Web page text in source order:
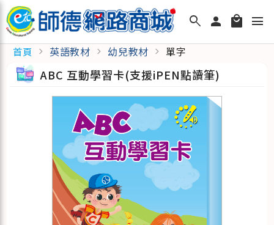
search person local_mall menu
首頁 chevron_right 英語教材 chevron_right 幼兒教材 chevron_right 單字
ABC 互動學習卡(支援iPEN點讀筆)